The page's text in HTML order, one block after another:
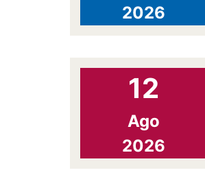
2026
12
Ago
2026